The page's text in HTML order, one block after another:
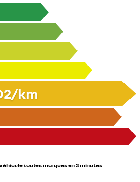
km
toutes marques en 3 minutes